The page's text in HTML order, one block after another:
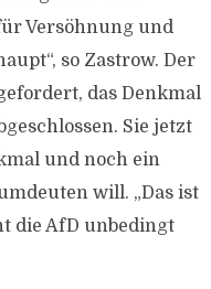
Versöhnung und
so Zastrow. Der
das Denkmal
Sie jetzt
und noch ein
will. „Das ist
die AfD unbedingt